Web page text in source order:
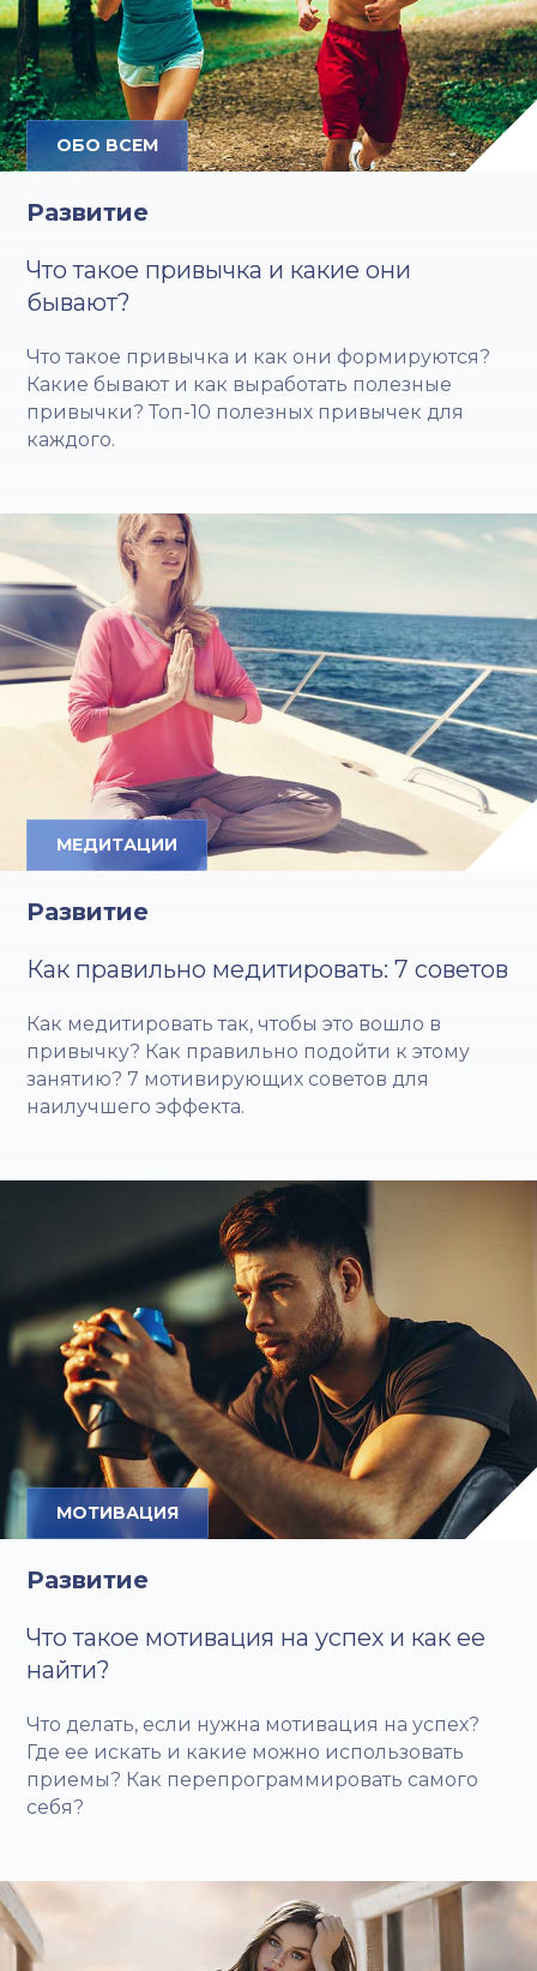
ОБО ВСЕМ
Развитие
Что такое привычка и какие они
бывают?
Что такое привычка и как они формируются?
Какие бывают и как выработать полезные
привычки? Топ-10 полезных привычек для
каждого.
МЕДИТАЦИИ
Развитие
Как правильно медитировать: 7 советов
Как медитировать так, чтобы это вошло в
привычку? Как правильно подойти к этому
занятию? 7 мотивирующих советов для
наилучшего эффекта.
МОТИВАЦИЯ
Развитие
Что такое мотивация на успех и как ее
найти?
Что делать, если нужна мотивация на успех?
Где ее искать и какие можно использовать
приемы? Как перепрограммировать самого
себя?